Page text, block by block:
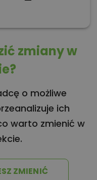
zmiany w
o możliwe
ich
warto zmienić w
ZMIENIĆ